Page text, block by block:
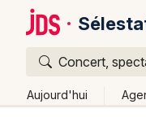
Concert,
Aujourd'hui
Quoi ?